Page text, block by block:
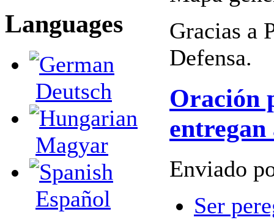
Languages
Deutsch
Magyar
Español
Gracias a
Defensa.
Oración
Enviado
Ser